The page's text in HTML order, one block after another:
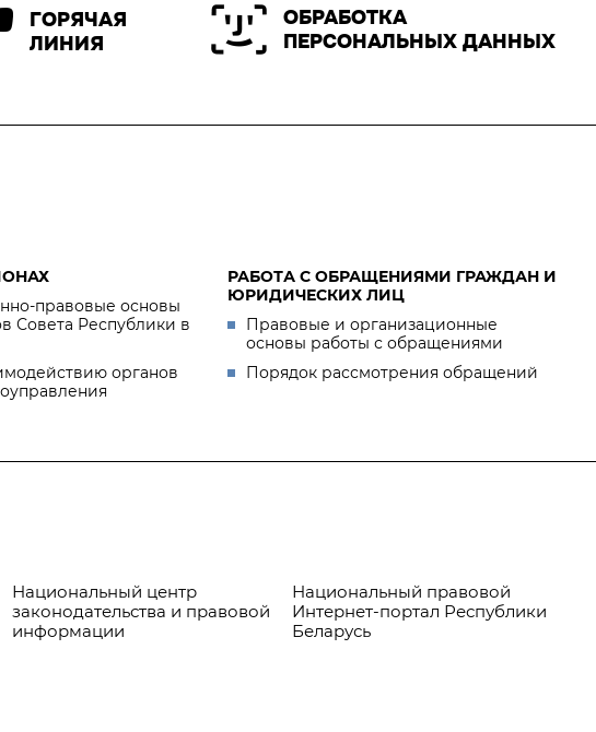
ГОРЯЧАЯ
ЛИНИЯ
ОБРАБОТКА
ПЕРСОНАЛЬНЫХ ДАННЫХ
правовые основы
Совета Республики в
органов
РАБОТА С ОБРАЩЕНИЯМИ ГРАЖДАН И
ЮРИДИЧЕСКИХ ЛИЦ
Правовые и организационные
основы работы с обращениями
Порядок рассмотрения обращений
Национальный центр
законодательства и правовой
информации
Национальный правовой
Интернет-портал Республики
Беларусь